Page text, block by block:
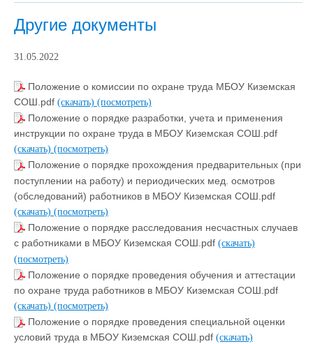
Другие документы
31.05.2022
Положение о комиссии по охране труда МБОУ Киземская
СОШ.pdf (скачать) (посмотреть)
Положение о порядке разработки, учета и применения
инструкции по охране труда в МБОУ Киземская СОШ.pdf
(скачать) (посмотреть)
Положение о порядке прохождения предварительных (при
поступлении на работу) и периодических мед. осмотров
(обследований) работников в МБОУ Киземская СОШ.pdf
(скачать) (посмотреть)
Положение о порядке расследования несчастных случаев
с работниками в МБОУ Киземская СОШ.pdf (скачать)
(посмотреть)
Положение о порядке проведения обучения и аттестации
по охране труда работников в МБОУ Киземская СОШ.pdf
(скачать) (посмотреть)
Положение о порядке проведения специальной оценки
условий труда в МБОУ Киземская СОШ.pdf (скачать)